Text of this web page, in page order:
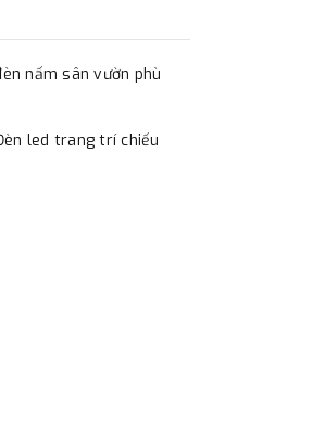
nấm sân vườn phù
led trang trí chiếu